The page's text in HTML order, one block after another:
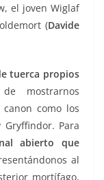
el joven Wiglaf
(Davide
tuerca propios
mostrarnos
como los
Para
abierto que
al
mortífago,